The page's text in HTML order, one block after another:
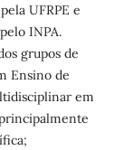
UFRPE e
INPA.
grupos de
Ensino de
em